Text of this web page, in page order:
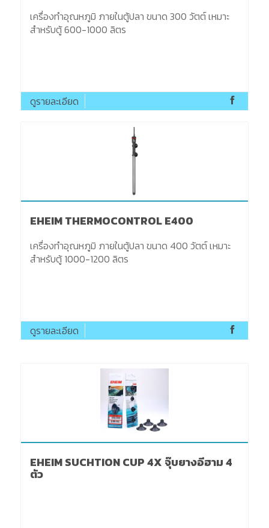
เครื่องทำอุณหภูมิ ภายในตู้ปลา ขนาด 300 วัตต์ เหมาะ
สำหรับตู้ 600-1000 ลิตร
ดูรายละเอียด
EHEIM THERMOCONTROL E400
เครื่องทำอุณหภูมิ ภายในตู้ปลา ขนาด 400 วัตต์ เหมาะ
สำหรับตู้ 1000-1200 ลิตร
ดูรายละเอียด
EHEIM SUCHTION CUP 4X จุ๊บยางอีฮาม 4
ตัว